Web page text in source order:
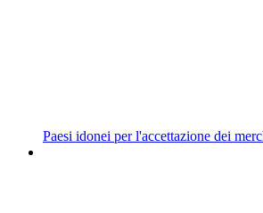
Paesi idonei per l'accettazione dei